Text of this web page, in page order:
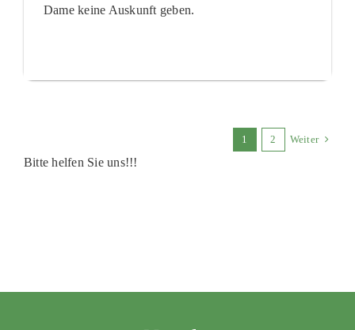
Dame keine Auskunft geben.
1 2 Weiter
Bitte helfen Sie uns!!!